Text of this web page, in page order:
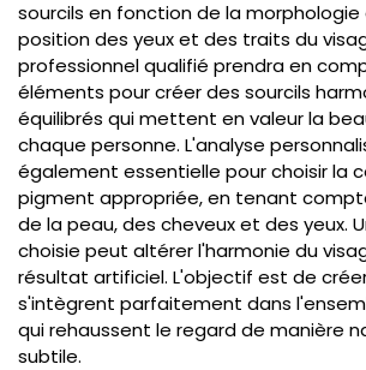
sourcils en fonction de la morphologie
position des yeux et des traits du
professionnel qualifié prendra en
éléments pour créer des sourcils
équilibrés qui mettent en valeur la
chaque personne. L'analyse
également essentielle pour choisir la
pigment appropriée, en tenant
de la peau, des cheveux et des yeux.
choisie peut altérer l'harmonie du
résultat artificiel. L'objectif est de
s'intègrent parfaitement dans
qui rehaussent le regard de manière
subtile.